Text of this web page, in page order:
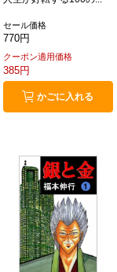
セール価格
770円
クーポン適用価格
385円
かごに入れる